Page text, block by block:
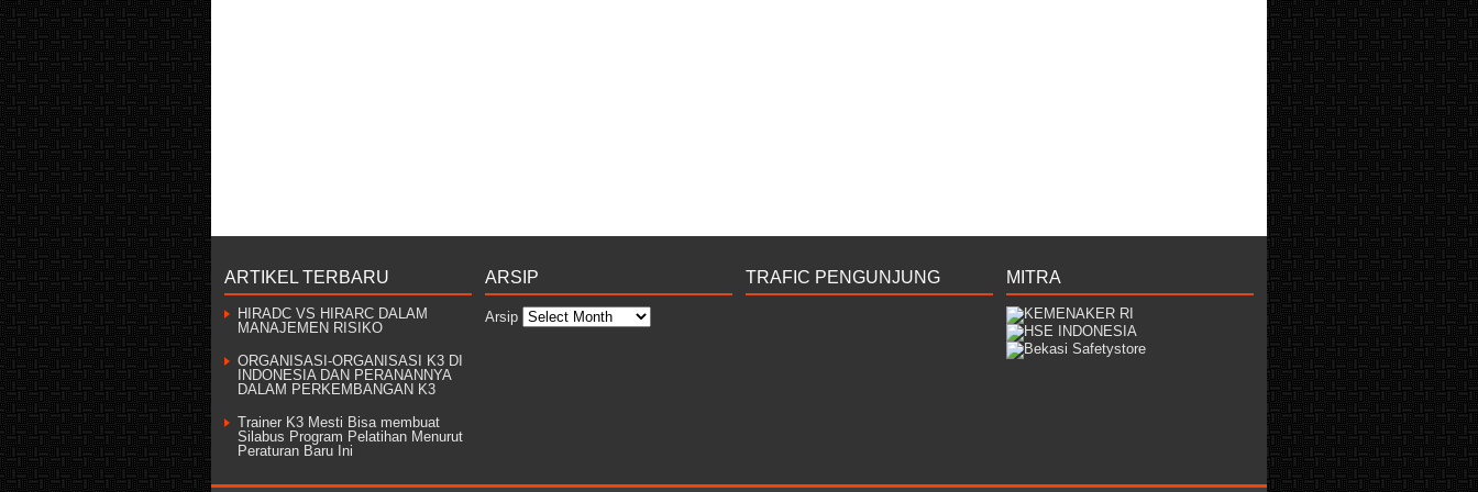
ARTIKEL TERBARU
HIRADC VS HIRARC DALAM
MANAJEMEN RISIKO
ORGANISASI-ORGANISASI K3 DI
INDONESIA DAN PERANANNYA
DALAM PERKEMBANGAN K3
Trainer K3 Mesti Bisa membuat
Silabus Program Pelatihan Menurut
Peraturan Baru Ini
ARSIP
Arsip
TRAFIC PENGUNJUNG MITRA